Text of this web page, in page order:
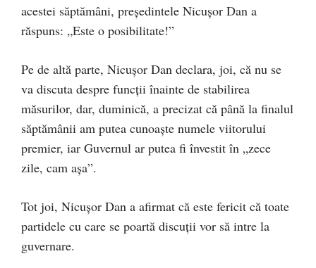
acestei săptămâni, președintele Nicușor Dan a
răspuns: „Este o posibilitate!”
Pe de altă parte, Nicușor Dan declara, joi, că nu se
va discuta despre funcţii înainte de stabilirea
măsurilor, dar, duminică, a precizat că până la finalul
săptămânii am putea cunoaşte numele viitorului
premier, iar Guvernul ar putea fi învestit în „zece
zile, cam aşa”.
Tot joi, Nicuşor Dan a afirmat că este fericit că toate
partidele cu care se poartă discuţii vor să intre la
guvernare.